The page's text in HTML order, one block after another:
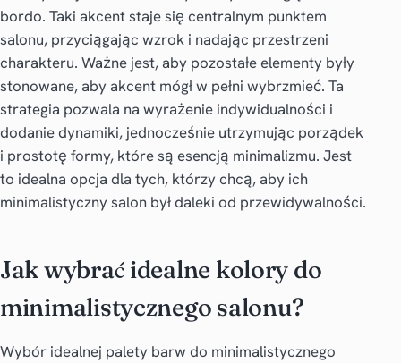
bordo. Taki akcent staje się centralnym punktem
salonu, przyciągając wzrok i nadając przestrzeni
charakteru. Ważne jest, aby pozostałe elementy były
stonowane, aby akcent mógł w pełni wybrzmieć. Ta
strategia pozwala na wyrażenie indywidualności i
dodanie dynamiki, jednocześnie utrzymując porządek
i prostotę formy, które są esencją minimalizmu. Jest
to idealna opcja dla tych, którzy chcą, aby ich
minimalistyczny salon był daleki od przewidywalności.
Jak wybrać idealne kolory do
minimalistycznego salonu?
Wybór idealnej palety barw do minimalistycznego